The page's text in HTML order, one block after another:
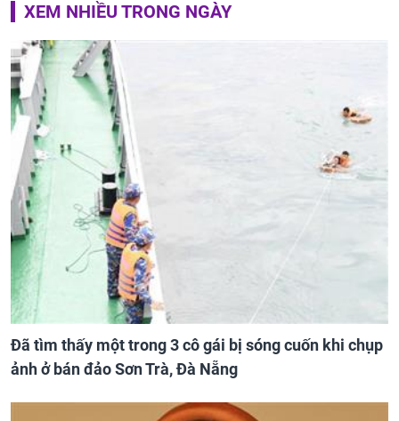
XEM NHIỀU TRONG NGÀY
Đã tìm thấy một trong 3 cô gái bị sóng cuốn khi chụp
ảnh ở bán đảo Sơn Trà, Đà Nẵng